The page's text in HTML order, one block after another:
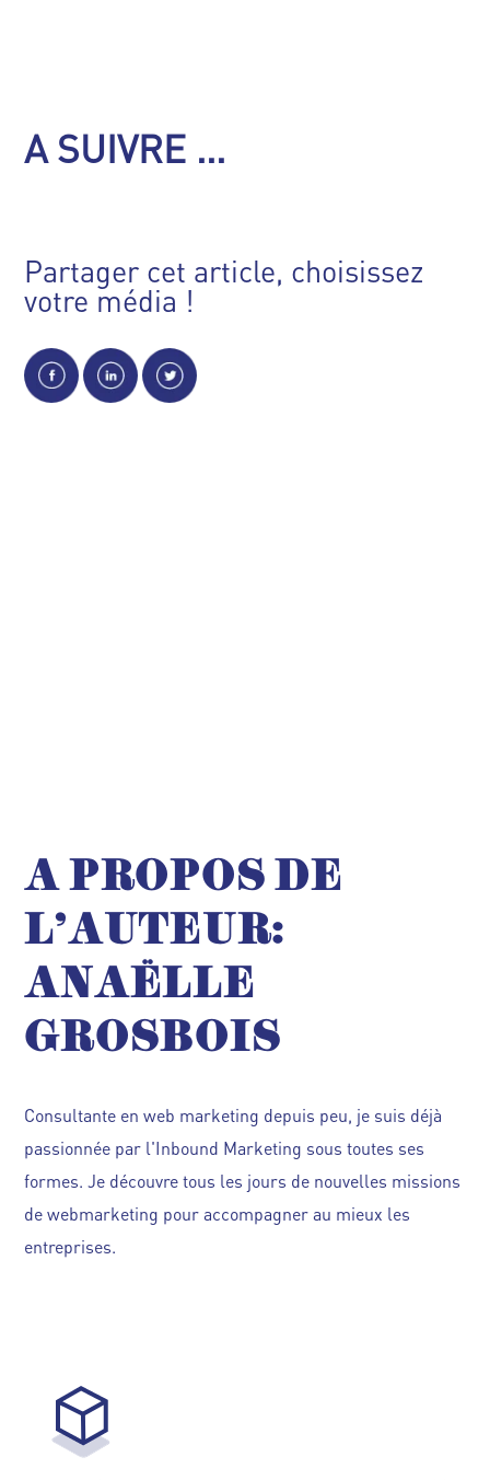
A SUIVRE ...
Partager cet article, choisissez
votre média !
A PROPOS DE
L'AUTEUR:
ANAËLLE
GROSBOIS
Consultante en web marketing depuis peu, je suis déjà
passionnée par l'Inbound Marketing sous toutes ses
formes. Je découvre tous les jours de nouvelles missions
de webmarketing pour accompagner au mieux les
entreprises.